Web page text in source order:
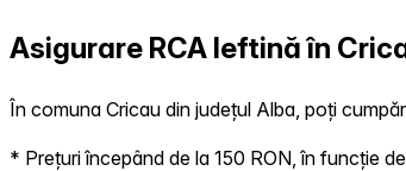
Asigurare RCA Ieftină în
În comuna Cricau din județul Alba, poți
* Prețuri începând de la 150 RON, în funcție